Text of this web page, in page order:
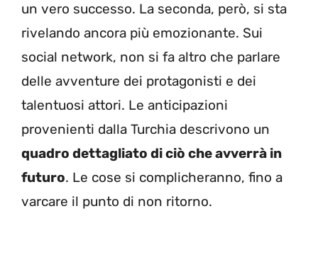
un vero successo. La seconda, però, si sta
rivelando ancora più emozionante. Sui
social network, non si fa altro che parlare
delle avventure dei protagonisti e dei
talentuosi attori. Le anticipazioni
provenienti dalla Turchia descrivono un
quadro dettagliato di ciò che avverrà in
futuro. Le cose si complicheranno, fino a
varcare il punto di non ritorno.